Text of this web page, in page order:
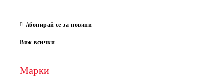
Абонирай се за новини
Виж всички
Марки